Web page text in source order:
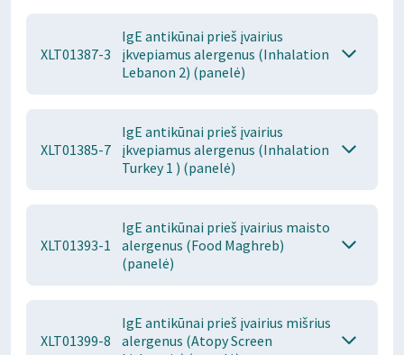
XLT01387-3
IgE antikūnai prieš įvairius
įkvepiamus alergenus (Inhalation
Lebanon 2) (panelė)
XLT01385-7
IgE antikūnai prieš įvairius
įkvepiamus alergenus (Inhalation
Turkey 1 ) (panelė)
XLT01393-1
IgE antikūnai prieš įvairius maisto
alergenus (Food Maghreb)
(panelė)
XLT01399-8
IgE antikūnai prieš įvairius mišrius
alergenus (Atopy Screen